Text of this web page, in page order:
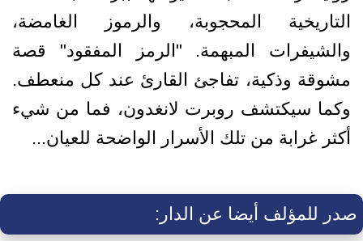
التاريخية المحجوبة، والرموز الغامضة،
والشيفرات المبهمة. "الرمز المفقود" قصة
مشوقة وذكية، تفاجئ القارئ عند كل منعطف.
وكما سيكتشف روبرت لانغدون، فما من شيء
أكثر غرابة من تلك الأسرار الواضحة للعيان...
صدر للمؤلف أيضا عن الدار: